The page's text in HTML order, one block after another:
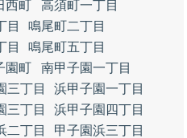
西町
高須町一丁目
目
鳴尾町二丁目
目
鳴尾町五丁目
園町
南甲子園一丁目
三丁目
浜甲子園一丁目
三丁目
浜甲子園四丁目
二丁目
甲子園浜三丁目